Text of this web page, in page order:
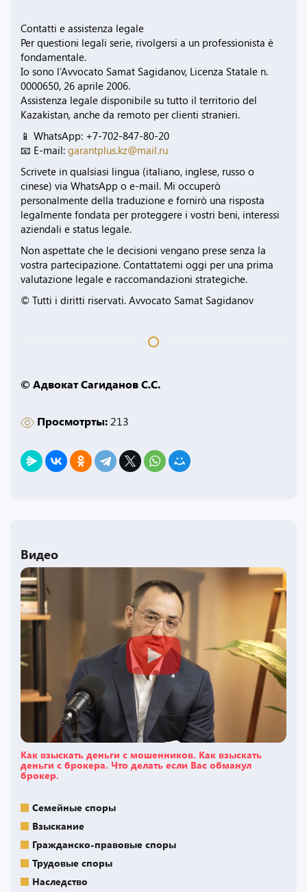
Contatti e assistenza legale
Per questioni legali serie, rivolgersi a un professionista è
fondamentale.
Io sono l’Avvocato Samat Sagidanov, Licenza Statale n.
0000650, 26 aprile 2006.
Assistenza legale disponibile su tutto il territorio del
Kazakistan, anche da remoto per clienti stranieri.
📱 WhatsApp: +7-702-847-80-20
📧 E-mail: garantplus.kz@mail.ru
Scrivete in qualsiasi lingua (italiano, inglese, russo o
cinese) via WhatsApp o e-mail. Mi occuperò
personalmente della traduzione e fornirò una risposta
legalmente fondata per proteggere i vostri beni, interessi
aziendali e status legale.
Non aspettate che le decisioni vengano prese senza la
vostra partecipazione. Contattatemi oggi per una prima
valutazione legale e raccomandazioni strategiche.
© Tutti i diritti riservati. Avvocato Samat Sagidanov
© Адвокат Сагиданов С.С.
Просмотрты:213
Видео
Как взыскать деньги с мошенников. Как взыскать
деньги с брокера. Что делать если Вас обманул
брокер.
Семейные споры
Взыскание
Гражданско-правовые споры
Трудовые споры
Наследство